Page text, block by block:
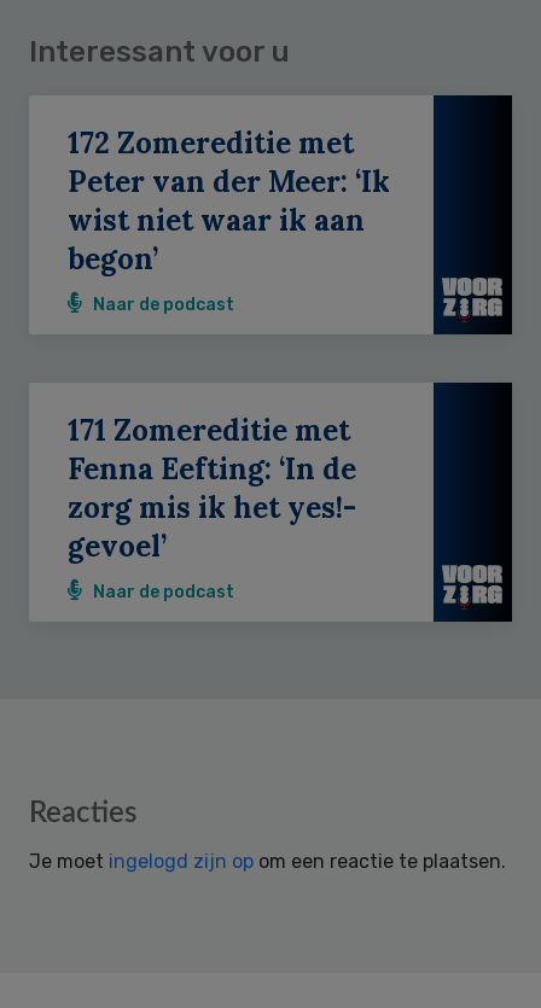
Interessant voor u
172 Zomereditie met
Peter van der Meer: ‘Ik
wist niet waar ik aan
begon’
Naar de podcast
171 Zomereditie met
Fenna Eefting: ‘In de
zorg mis ik het yes!-
gevoel’
Naar de podcast
Reader
Reacties
Je moet ingelogd zijn op om een reactie te plaatsen.